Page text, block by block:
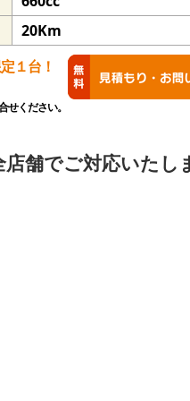
20Km
１台！
せください。
舗でご対応いたし